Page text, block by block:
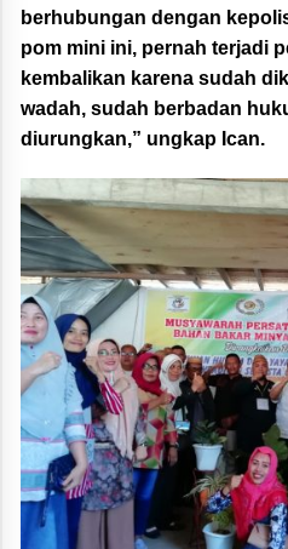
berhubungan dengan
pom mini ini, pernah terjadi
kembalikan karena sudah
wadah, sudah berbadan
diurungkan,” ungkap Ican.